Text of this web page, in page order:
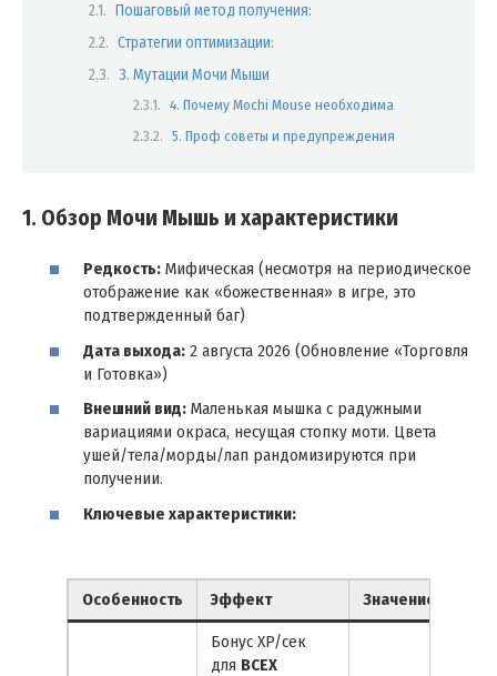
Пошаговый метод получения:
Стратегии оптимизации:
3. Мутации Мочи Мыши
4. Почему Mochi Mouse необходима
5. Проф советы и предупреждения
1. Обзор Мочи Мышь и характеристики
Редкость: Мифическая (несмотря на периодическое
отображение как «божественная» в игре, это
подтвержденный баг)
Дата выхода: 2 августа 2026 (Обновление «Торговля
и Готовка»)
Внешний вид: Маленькая мышка с радужными
вариациями окраса, несущая стопку моти. Цвета
ушей/тела/морды/лап рандомизируются при
получении.
Ключевые характеристики:
Особенность Эффект Значение
Бонус XP/сек
для ВСЕХ